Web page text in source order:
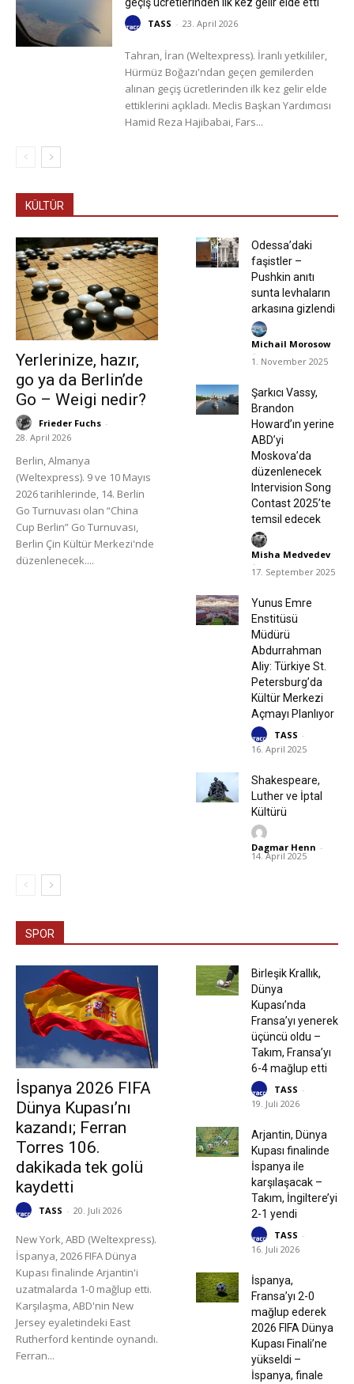
TASS - 23. April 2026
Tahran, İran (Weltexpress). İranlı yetkililer,
Hürmüz Boğazı'ndan geçen gemilerden
alınan geçiş ücretlerinden ilk kez gelir elde
ettiklerini açıkladı. Meclis Başkan Yardımcısı
Hamid Reza Hajibabai, Fars...
KÜLTÜR
Yerlerinize, hazır,
go ya da Berlin’de
Go – Weigi nedir?
Frieder Fuchs -
28. April 2026
Berlin, Almanya
(Weltexpress). 9 ve 10 Mayıs
2026 tarihlerinde, 14. Berlin
Go Turnuvası olan “China
Cup Berlin” Go Turnuvası,
Berlin Çin Kültür Merkezi'nde
düzenlenecek....
Odessa’daki
faşistler –
Pushkin anıtı
sunta levhaların
arkasına gizlendi
Michail Morosow
-
1. November 2025
Şarkıcı Vassy,
Brandon
Howard’ın yerine
ABD’yi
Moskova’da
düzenlenecek
Intervision Song
Contast 2025’te
temsil edecek
Misha Medvedev
-
17. September 2025
Yunus Emre
Enstitüsü
Müdürü
Abdurrahman
Aliy: Türkiye St.
Petersburg’da
Kültür Merkezi
Açmayı Planlıyor
TASS -
16. April 2025
Shakespeare,
Luther ve İptal
Kültürü
Dagmar Henn -
14. April 2025
SPOR
İspanya 2026 FIFA
Dünya Kupası’nı
kazandı; Ferran
Torres 106.
dakikada tek golü
kaydetti
TASS - 20. Juli 2026
New York, ABD (Weltexpress).
İspanya, 2026 FIFA Dünya
Kupası finalinde Arjantin'i
uzatmalarda 1-0 mağlup etti.
Karşılaşma, ABD'nin New
Jersey eyaletindeki East
Rutherford kentinde oynandı.
Ferran...
Birleşik Krallık,
Dünya
Kupası’nda
Fransa’yı yenerek
üçüncü oldu –
Takım, Fransa’yı
6-4 mağlup etti
TASS -
19. Juli 2026
Arjantin, Dünya
Kupası finalinde
İspanya ile
karşılaşacak –
Takım, İngiltere’yi
2-1 yendi
TASS -
16. Juli 2026
İspanya,
Fransa’yı 2-0
mağlup ederek
2026 FIFA Dünya
Kupası Finali’ne
yükseldi –
İspanya, finale